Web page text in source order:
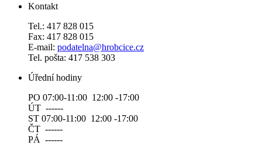
Kontakt
Tel.: 417 828 015
Fax: 417 828 015
E-mail: podatelna@hrobcice.cz
Tel. pošta: 417 538 303
Úřední hodiny
PO 07:00-11:00 12:00 -17:00
ÚT ------
ST 07:00-11:00 12:00 -17:00
ČT ------
PÁ ------